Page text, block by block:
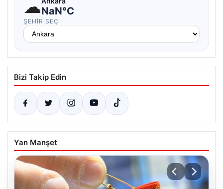
☁NaN°C
ŞEHIR SEÇ
Bizi Takip Edin
Yan Manşet